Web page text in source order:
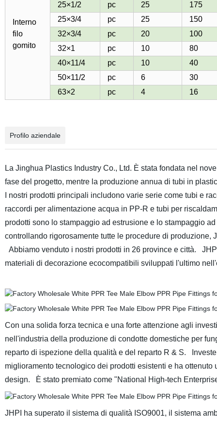
Interno
filo
gomito
25×1/2 pc 25
175
25×3/4
pc 25
150
32×3/4
pc 20
100
32×1
pc 10
80
40×11/4
pc 10
40
50×11/2
pc 6
30
63×2
pc 4 16
Profilo aziendale
La Jinghua Plastics Industry Co., Ltd. È stata fondata nel
fase del progetto, mentre la produzione annua di tubi in
I nostri prodotti principali includono varie serie come tubi e
raccordi per alimentazione acqua in PP-R e tubi per
prodotti sono lo stampaggio ad estrusione e lo stampaggio
controllando rigorosamente tutte le procedure di
Abbiamo venduto i nostri prodotti in 26 province e città.
materiali di decorazione ecocompatibili sviluppati l'ultimo
Con una solida forza tecnica e una forte attenzione agli
nell'industria della produzione di condotte domestiche per
reparto di ispezione della qualità e del reparto R & S.
miglioramento tecnologico dei prodotti esistenti e ha
design. È stato premiato come "National High-tech
JHPI ha superato il sistema di qualità ISO9001, il sistema